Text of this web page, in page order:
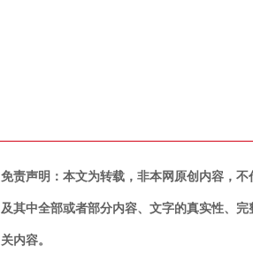
免责声明：本文为转载，非本网原创内容，
及其中全部或者部分内容、文字的真实性、
关内容。